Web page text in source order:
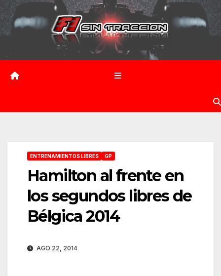
Saltar
contenido
ENTRENAMIENTOS LIBRES GP
Hamilton al frente en
los segundos libres de
Bélgica 2014
AGO 22, 2014